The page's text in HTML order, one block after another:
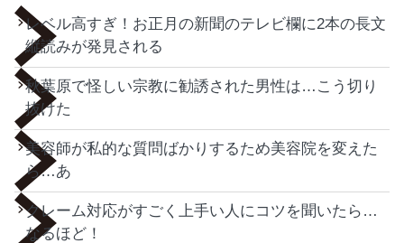
レベル高すぎ！お正月の新聞のテレビ欄に2本の長文
縦読みが発見される
秋葉原で怪しい宗教に勧誘された男性は…こう切り
抜けた
美容師が私的な質問ばかりするため美容院を変えた
ら…あ
クレーム対応がすごく上手い人にコツを聞いたら…
なるほど！